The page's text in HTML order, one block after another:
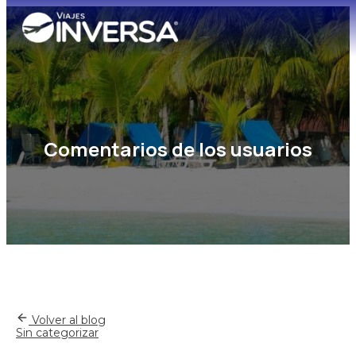
Comentarios de los usuarios
Volver al blog
Sin categorizar